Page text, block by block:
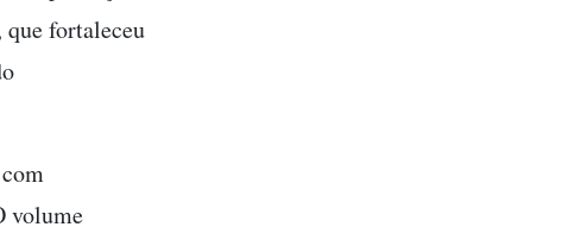
fortaleceu
volume